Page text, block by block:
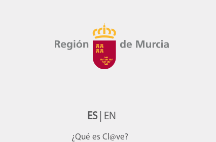
ES| EN
¿Qué es Cl@ve?